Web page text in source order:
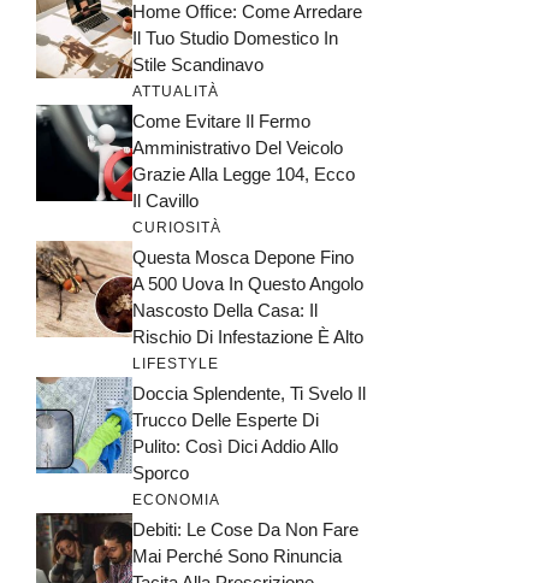
Home Office: Come Arredare
Il Tuo Studio Domestico In
Stile Scandinavo
ATTUALITÀ
Come Evitare Il Fermo
Amministrativo Del Veicolo
Grazie Alla Legge 104, Ecco
Il Cavillo
CURIOSITÀ
Questa Mosca Depone Fino
A 500 Uova In Questo Angolo
Nascosto Della Casa: Il
Rischio Di Infestazione È Alto
LIFESTYLE
Doccia Splendente, Ti Svelo Il
Trucco Delle Esperte Di
Pulito: Così Dici Addio Allo
Sporco
ECONOMIA
Debiti: Le Cose Da Non Fare
Mai Perché Sono Rinuncia